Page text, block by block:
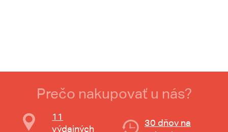
Prečo nakupovať u nás?
11
výdajných
30 dňov na